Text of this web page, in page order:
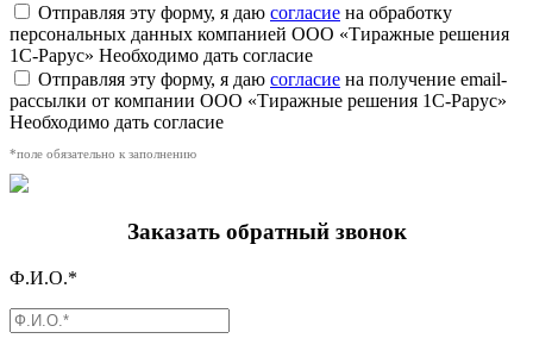
Отправляя эту форму, я даю согласие на обработку
персональных данных компанией ООО «Тиражные решения
1С-Рарус» Необходимо дать согласие
Отправляя эту форму, я даю согласие на получение email-
рассылки от компании ООО «Тиражные решения 1С-Рарус»
Необходимо дать согласие
*поле обязательно к заполнению
Заказать обратный звонок
Ф.И.О.*